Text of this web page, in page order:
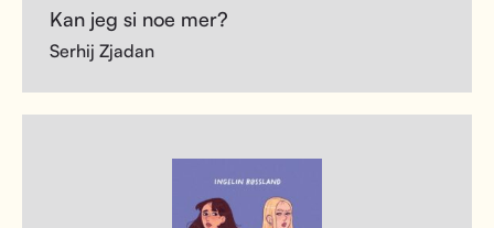
Kan jeg si noe mer?
Serhij Zjadan